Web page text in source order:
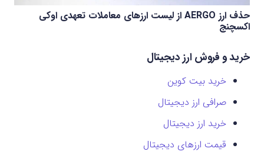
حذف ارز AERGO از لیست ارزهای معاملات تعهدی اوکی
اکسچنج
خرید و فروش ارز دیجیتال
خرید بیت کوین
صرافی ارز دیجیتال
خرید ارز دیجیتال
قیمت ارزهای دیجیتال